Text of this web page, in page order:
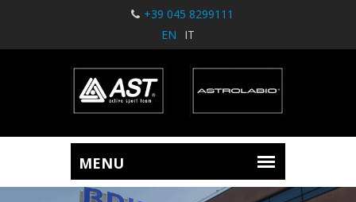
+39 045 8299111
EN
IT